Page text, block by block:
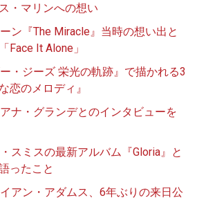
・マリンへの想い
ン『The Miracle』当時の想い出と
Face It Alone」
・ジーズ 栄光の軌跡』で描かれる3
恋のメロディ』
ナ・グランデとのインタビューを
スミスの最新アルバム『Gloria』と
ったこと
アン・アダムス、6年ぶりの来日公